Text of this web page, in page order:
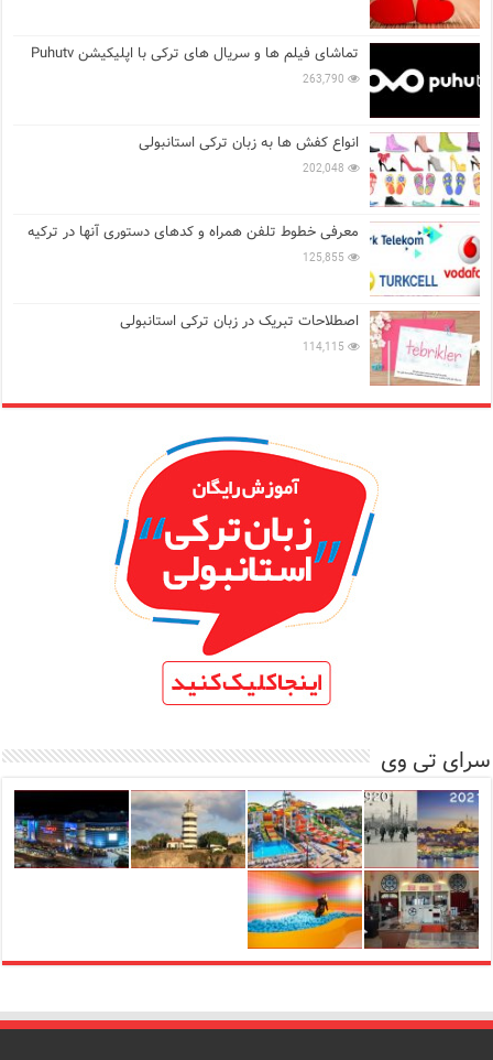
تماشای فیلم ها و سریال های ترکی با اپلیکیشن Puhutv
263,790
انواع کفش ها به زبان ترکی استانبولی
202,048
معرفی خطوط تلفن همراه و کدهای دستوری آنها در ترکیه
125,855
اصطلاحات تبریک در زبان ترکی استانبولی
114,115
سرای تی وی